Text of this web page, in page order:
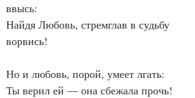
ввысь:
Найдя Любовь, стремглав в судьбу
ворвись!
Но и любовь, порой, умеет лгать:
Ты верил ей — она сбежала прочь!